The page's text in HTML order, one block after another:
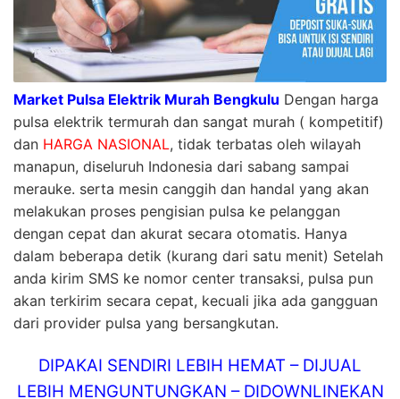
Market Pulsa Elektrik Murah Bengkulu Dengan harga
pulsa elektrik termurah dan sangat murah ( kompetitif)
dan HARGA NASIONAL, tidak terbatas oleh wilayah
manapun, diseluruh Indonesia dari sabang sampai
merauke. serta mesin canggih dan handal yang akan
melakukan proses pengisian pulsa ke pelanggan
dengan cepat dan akurat secara otomatis. Hanya
dalam beberapa detik (kurang dari satu menit) Setelah
anda kirim SMS ke nomor center transaksi, pulsa pun
akan terkirim secara cepat, kecuali jika ada gangguan
dari provider pulsa yang bersangkutan.
DIPAKAI SENDIRI LEBIH HEMAT – DIJUAL
LEBIH MENGUNTUNGKAN – DIDOWNLINEKAN